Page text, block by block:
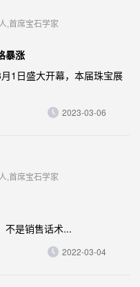
,首席宝石学家
暴涨
1日盛大开幕，本届珠宝展
2023-03-06
,首席宝石学家
不是销售话术...
2022-03-04